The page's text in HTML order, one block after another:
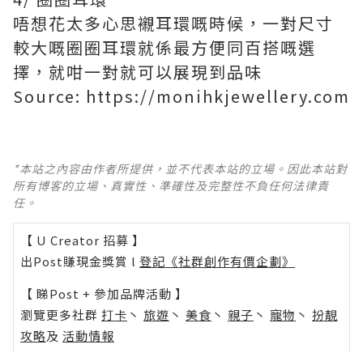
唔想花太多心思襯耳環嘅時候，一對尺寸
較大嘅圈圈耳環就係最方便同百搭嘅選
擇，就咁一對就可以展現到品味
Source: https://monihkjewellery.com
*本站之內容由作者所提供，並不代表本站的立場。因此本站對
所有博客的立場、真實性、準確性及完整性不負任何法律責
任。
【 U Creator 招募 】
出Post賺現金獎賞 l 登記《社群創作有價企劃》
【 睇Post + 參加品牌活動 】
瀏覽更多社群 打卡 丶 旅遊 丶 美食 丶 親子 丶 寵物 丶 扮靚
攻略及 活動情報